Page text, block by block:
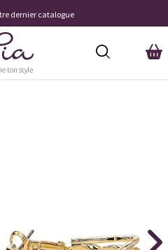
dernier catalogue